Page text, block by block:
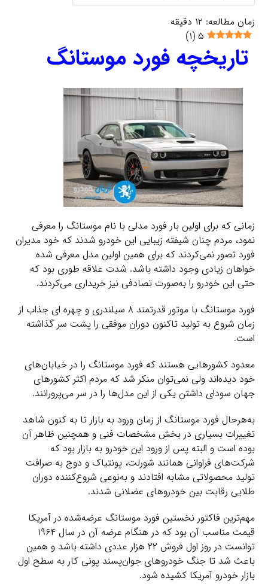
زمان مطالعه: ۱۲ دقیقه
۵ (۱)
تاریخچهفورد موستانگ
زمانی که برای اولین بار فورد مدلی با نام موستانگ را معرفی
نمود، مردم چنان شیفته زیبایی این خودرو شدند که خود مدیران
فورد تصور نمی‌کردند که برای همین اولین مدل معرفی شده
خواهان زیادی وجود داشته باشد. شدت علاقه طوری بود که
حتی این خودرو را به‌صورت تصادفی نیز خریداری می‌کردند.
فورد موستانگ با موتور قدرتمند ۸ سیلندری و چهره ای جذاب از
زمان شروع به تولید تاکنون دوران موفقی را پشت سر گذاشته
است.
معدود کشورهایی هستند که فورد موستانگ را در خیابان‌های
خود دیده‌اند ولی نمی‌توان منکر شد که مردم اکثر کشورهای
جهان سودای داشتن یکی از این مدل‌ها را در سر می‌پرورانند.
به‌هرحال فورد موستانگ از زمان ورود به بازار تا به کنون شاهد
تغییرات بسیاری در بخش مشخصات فنی و همچنین ظاهر آن
بوده است و البته پس از ورود این خودرو به بازار بود که
شرکت‌های فراوانی همانند شورلت، پونتیاک و دوج به صرافت
تولید محصولاتی مشابه افتادند و به‌نوعی شروع‌کننده دوران
طلایی رقابت بین خودروهای عضلانی شدند.
مهم‌ترین فاکتور نخستین فورد موستانگ عرضه‌شده در آمریکا
قیمت مناسب آن بود که در هنگام عرضه آن در سال ۱۹۶۴
توانست در روز اول فروش ۲۲ هزار عددی داشته باشد و همین
باعث شد تا جنگ خودروهای جوان‌پسند پونی کار به سطح اول
بازار خودرو آمریکا کشیده شود.